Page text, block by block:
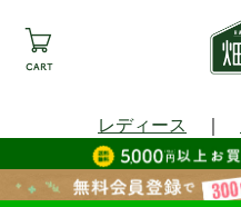
レディース ｜